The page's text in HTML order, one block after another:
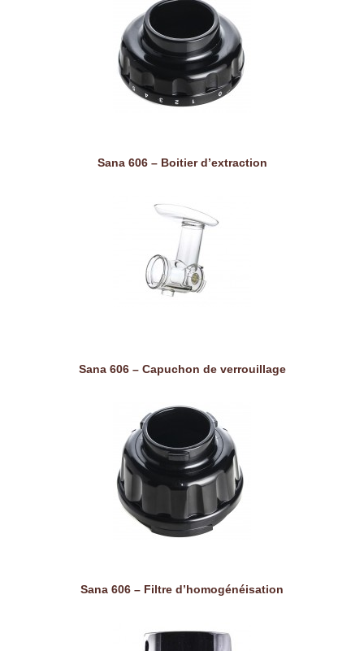
Sana 606 – Boitier d’extraction
Sana 606 – Capuchon de verrouillage
Sana 606 – Filtre d’homogénéisation